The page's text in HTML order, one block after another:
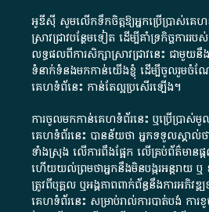
អូឌីស៊ី សូមលើកទឹកចិត្តឱ្យអ្នកប្រើប្រាស់គេហទំ
ស្រាវជ្រាវបន្ថែមទៀត ដើម្បីគាំទ្រកិច្ចការ​
លទ្ធផលពីការសិក្សាស្រាវជ្រាវនេះ ជាមួយនឹ
ទំនាក់ទំនងមកកាន់យើងខ្ញុំ ដើម្បីចូលរួមចំណ
គេហទំព័នេះ កាន់តែល្អប្រសើរឡើង។
ការចូលមកកាន់គេហទំព័រនេះ ឬប្រើប្រាស់
គេហទំព័រនេះ បានន័យថា អ្នកទទួលស្គាល់
ទាំងស្រុង លើការពឹងផ្អែក លើគ្រប់ព័ត៌មាន
ហើយយល់ព្រមថាអ្នកនឹងមិនបង្ករអន្តរាយ ឬ
ត្រូវពីបុគ្គល ឬអង្គភាពពាក់ព័ន្ធនឹងការអភិវ
គេហទំព័រនេះ សម្រាប់រាល់ការបាត់បង់ កា